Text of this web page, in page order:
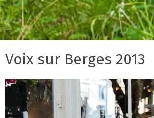
Voix sur Berges 2013